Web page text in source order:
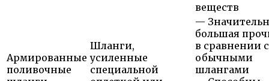
веществ
Армированные
поливочные
Шланги,
усиленные
специальной
—
большая
в сравнении с
обычными
шлангами